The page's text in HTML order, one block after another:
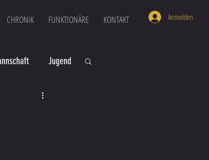
CHRONIK FUNKTIONÄRE KONTAKT Anmelden
Jugend